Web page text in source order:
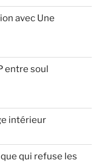
avec Une
entre soul
intérieur
qui refuse les